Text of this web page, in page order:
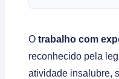
O trabalho com
reconhecido pela
atividade insalubre,